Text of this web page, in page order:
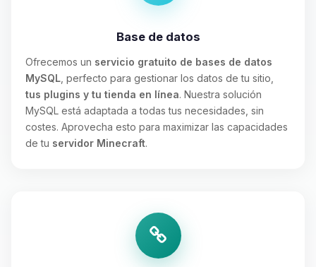
Base de datos
Ofrecemos un servicio gratuito de bases de datos
MySQL , perfecto para gestionar los datos de tu sitio,
tus plugins y tu tienda en línea. Nuestra solución
MySQL está adaptada a todas tus necesidades, sin
costes. Aprovecha esto para maximizar las capacidades
de tu servidor Minecraft.